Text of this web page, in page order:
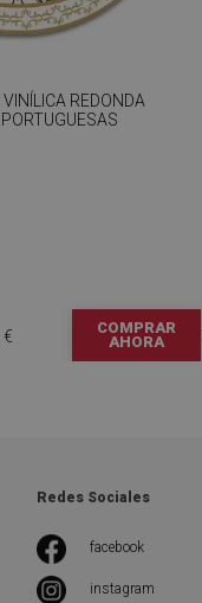
REDONDA
€
COMPRAR
AHORA
Redes Sociales
facebook
instagram